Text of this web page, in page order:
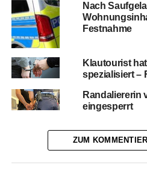
Nach
Festnahme
Klautourist
spezialisiert –
Randaliererin
eingesperrt
ZUM